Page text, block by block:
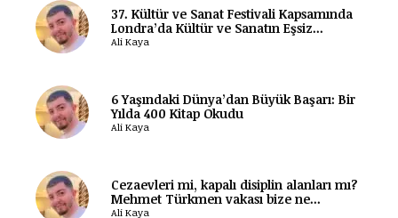
37. Kültür ve Sanat Festivali Kapsamında
Londra’da Kültür ve Sanatın Eşsiz...
Ali Kaya
6 Yaşındaki Dünya’dan Büyük Başarı: Bir
Yılda 400 Kitap Okudu
Ali Kaya
Cezaevleri mi, kapalı disiplin alanları mı?
Mehmet Türkmen vakası bize ne...
Ali Kaya